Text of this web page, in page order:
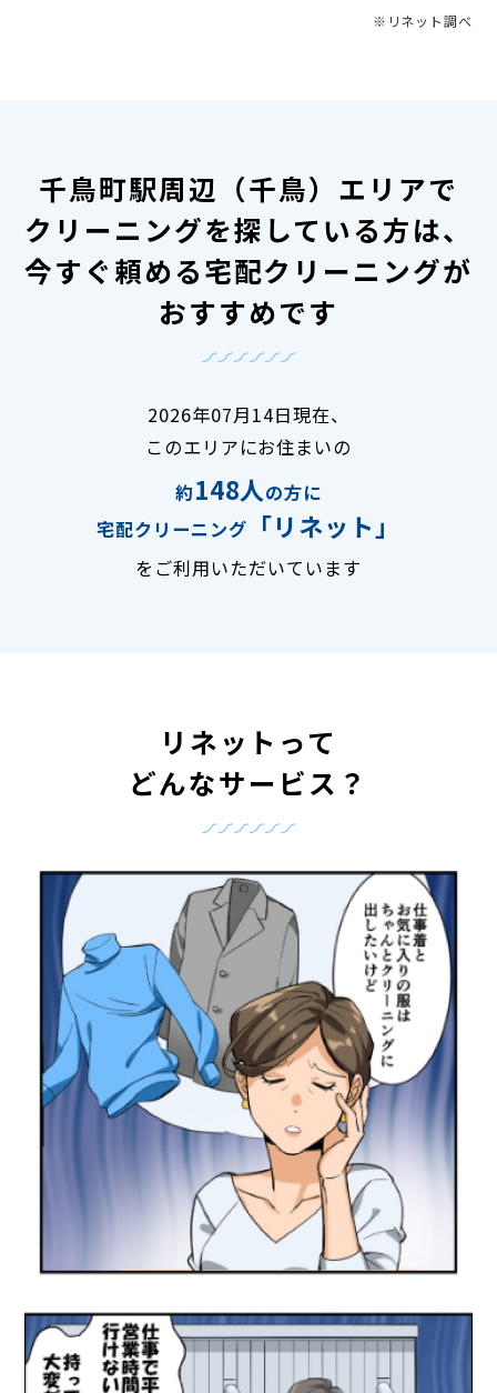
※リネット調べ
千鳥町駅周辺（千鳥）エリアで
クリーニングを探している方は、
今すぐ頼める宅配クリーニングが
おすすめです
2026年07月14日現在、
このエリアにお住まいの
約148人の方に
宅配クリーニング
「リネット」
をご利用いただいています
リネットって
どんなサービス？